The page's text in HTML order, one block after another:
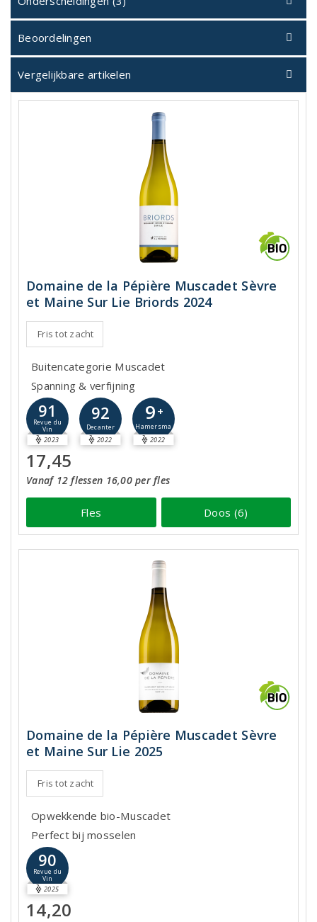
Beoordelingen
Vergelijkbare artikelen
Domaine de la Pépière Muscadet Sèvre
et Maine Sur Lie Briords 2024
Fris tot zacht
Buitencategorie Muscadet
Spanning & verfijning
91
Revue du
Vin
2023
92
Decanter
2022
9 +
Hamersma
2022
17,45
Vanaf 12 flessen 16,00 per fles
Fles Doos (6)
Domaine de la Pépière Muscadet Sèvre
et Maine Sur Lie 2025
Fris tot zacht
Opwekkende bio-Muscadet
Perfect bij mosselen
90
Revue du
Vin
2025
14,20